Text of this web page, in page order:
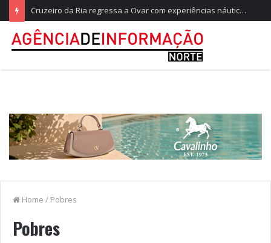
Cruzeiro da Ria regressa a Ovar com experiências náuticas e observação de aves
Home / Pobres
Pobres